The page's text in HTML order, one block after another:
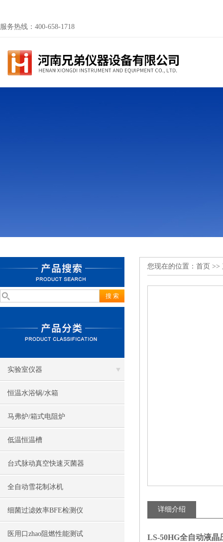
服务热线：400-658-1718
实验室仪器
恒温水浴锅/水箱
马弗炉/箱式电阻炉
低温恒温槽
台式脉动真空快速灭菌器
全自动雪花制冰机
细菌过滤效率BFE检测仪
医用口zhao阻燃性能测试
您现在的位置： 首页 >>
详细介绍
LS-50HG全自动液晶